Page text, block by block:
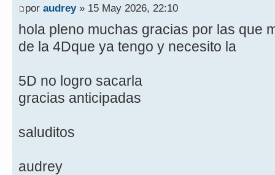
por audrey» 15 May 2026, 22:10
hola pleno muchas gracias por las que
de la 4Dque ya tengo y necesito la
5D no logro sacarla
gracias anticipadas
saluditos
audrey